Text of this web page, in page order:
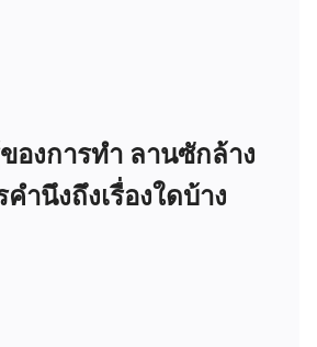
องการทำ ลานซักล้าง
ำนึงถึงเรื่องใดบ้าง